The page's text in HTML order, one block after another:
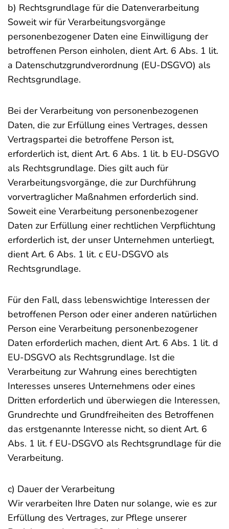
b) Rechtsgrundlage für die Datenverarbeitung
Soweit wir für Verarbeitungsvorgänge
personenbezogener Daten eine Einwilligung der
betroffenen Person einholen, dient Art. 6 Abs. 1 lit.
a Datenschutzgrundverordnung (EU-DSGVO) als
Rechtsgrundlage.
Bei der Verarbeitung von personenbezogenen
Daten, die zur Erfüllung eines Vertrages, dessen
Vertragspartei die betroffene Person ist,
erforderlich ist, dient Art. 6 Abs. 1 lit. b EU-DSGVO
als Rechtsgrundlage. Dies gilt auch für
Verarbeitungsvorgänge, die zur Durchführung
vorvertraglicher Maßnahmen erforderlich sind.
Soweit eine Verarbeitung personenbezogener
Daten zur Erfüllung einer rechtlichen Verpflichtung
erforderlich ist, der unser Unternehmen unterliegt,
dient Art. 6 Abs. 1 lit. c EU-DSGVO als
Rechtsgrundlage.
Für den Fall, dass lebenswichtige Interessen der
betroffenen Person oder einer anderen natürlichen
Person eine Verarbeitung personenbezogener
Daten erforderlich machen, dient Art. 6 Abs. 1 lit. d
EU-DSGVO als Rechtsgrundlage. Ist die
Verarbeitung zur Wahrung eines berechtigten
Interesses unseres Unternehmens oder eines
Dritten erforderlich und überwiegen die Interessen,
Grundrechte und Grundfreiheiten des Betroffenen
das erstgenannte Interesse nicht, so dient Art. 6
Abs. 1 lit. f EU-DSGVO als Rechtsgrundlage für die
Verarbeitung.
c) Dauer der Verarbeitung
Wir verarbeiten Ihre Daten nur solange, wie es zur
Erfüllung des Vertrages, zur Pflege unserer